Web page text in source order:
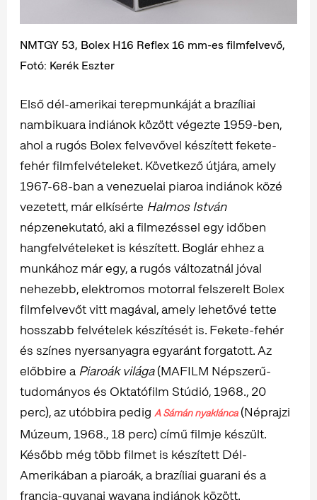
NMTGY 53, Bolex H16 Reflex 16 mm-es filmfelvevő,
Fotó: Kerék Eszter
Első dél-amerikai terepmunkáját a brazíliai
nambikuara indiánok között végezte 1959-ben,
ahol a rugós Bolex felvevővel készített fekete-
fehér filmfelvételeket. Következő útjára, amely
1967-68-ban a venezuelai piaroa indiánok közé
vezetett, már elkísérte Halmos István
népzenekutató, aki a filmezéssel egy időben
hangfelvételeket is készített. Boglár ehhez a
munkához már egy, a rugós változatnál jóval
nehezebb, elektromos motorral felszerelt Bolex
filmfelvevőt vitt magával, amely lehetővé tette
hosszabb felvételek készítését is. Fekete-fehér
és színes nyersanyagra egyaránt forgatott. Az
előbbire aPiaroák világa(MAFILM Népszerű-
tudományos és Oktatófilm Stúdió, 1968., 20
perc), az utóbbira pedig A Sámán nyaklánca(Néprajzi
Múzeum, 1968., 18 perc) című filmje készült.
Később még több filmet is készített Dél-
Amerikában a piaroák, a brazíliai guarani és a
francia-guyanai wayana indiánok között.